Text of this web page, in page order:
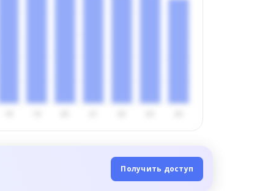
Получить доступ